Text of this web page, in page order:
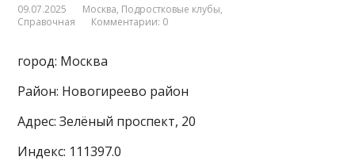
09.07.2025 Москва, Подростковые клубы,
Справочная
Комментарии: 0
город: Москва
Район: Новогиреево район
Адрес: Зелёный проспект, 20
Индекс: 111397.0